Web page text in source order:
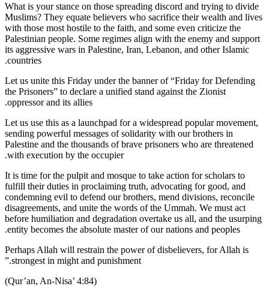
What is your stance on those spreading discord and trying to divide
Muslims? They equate believers who sacrifice their wealth and lives
with those most hostile to the faith, and some even criticize the
Palestinian people. Some regimes align with the enemy and support
its aggressive wars in Palestine, Iran, Lebanon, and other Islamic
countries.
Let us unite this Friday under the banner of “Friday for Defending
the Prisoners” to declare a unified stand against the Zionist
oppressor and its allies.
Let us use this as a launchpad for a widespread popular movement,
sending powerful messages of solidarity with our brothers in
Palestine and the thousands of brave prisoners who are threatened
with execution by the occupier.
It is time for the pulpit and mosque to take action for scholars to
fulfill their duties in proclaiming truth, advocating for good, and
condemning evil to defend our brothers, mend divisions, reconcile
disagreements, and unite the words of the Ummah. We must act
before humiliation and degradation overtake us all, and the usurping
entity becomes the absolute master of our nations and peoples.
Perhaps Allah will restrain the power of disbelievers, for Allah is
strongest in might and punishment.”
(Qur’an, An-Nisa’ 4:84)